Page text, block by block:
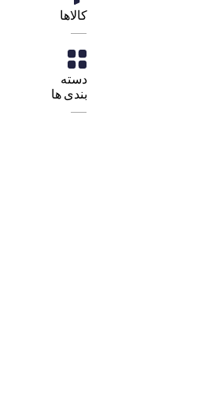
کالاها
دسته
بندی ها